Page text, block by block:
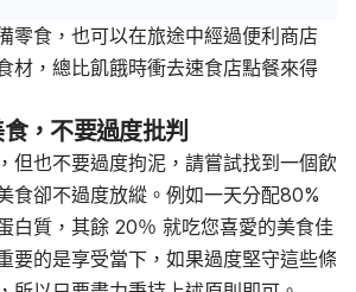
零食，也可以在旅途中經過便利商店
材，總比飢餓時衝去速食店點餐來得
，不要過度批判
但也不要過度拘泥，請嘗試找到一個飲
食卻不過度放縱。例如一天分配80%
白質，其餘 20％ 就吃您喜愛的美食佳
要的是享受當下，如果過度堅守這些條